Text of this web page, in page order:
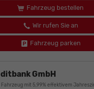
Fahrzeug bestellen
Wir rufen Sie an
Fahrzeug parken
GmbH
Fahrzeug mit 5,99% effektivem